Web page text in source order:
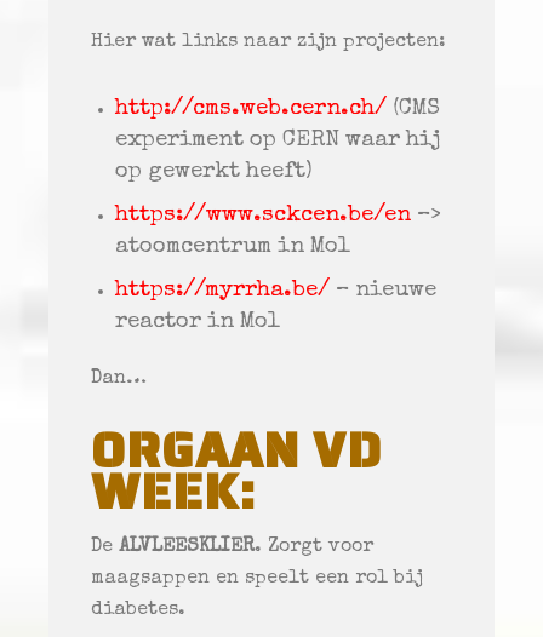
Hier wat links naar zijn projecten:
http://cms.web.cern.ch/ (CMS
experiment op CERN waar hij
op gewerkt heeft)
https://www.sckcen.be/en –>
atoomcentrum in Mol
https://myrrha.be/ – nieuwe
reactor in Mol
Dan…
ORGAAN VD
WEEK:
De ALVLEESKLIER. Zorgt voor
maagsappen en speelt een rol bij
diabetes.